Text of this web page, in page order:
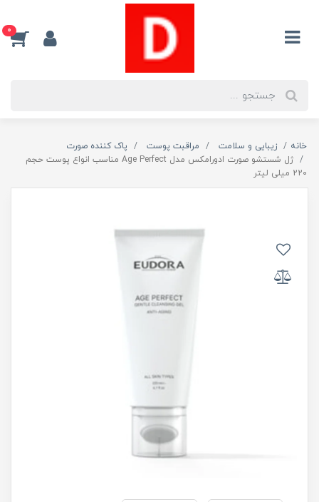
0
خانه زیبایی و سلامت مراقبت پوست
پاک کننده صورت
ژل شستشو صورت ادورامکس مدل Age Perfect مناسب انواع پوست حجم
220 میلی لیتر